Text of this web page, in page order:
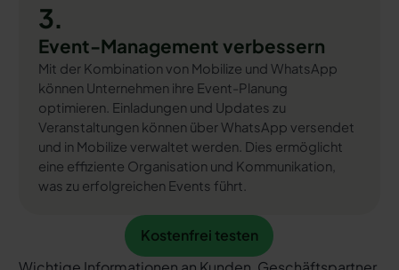
3.
Event-Management verbessern
Mit der Kombination von Mobilize und WhatsApp
können Unternehmen ihre Event-Planung
optimieren. Einladungen und Updates zu
Veranstaltungen können über WhatsApp versendet
und in Mobilize verwaltet werden. Dies ermöglicht
eine effiziente Organisation und Kommunikation,
was zu erfolgreichen Events führt.
Kostenfrei testen
Kostenfrei testen